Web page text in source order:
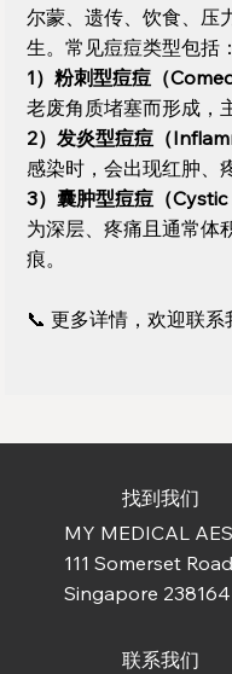
尔蒙、遗传、饮食、压
生。常见痘痘类型包括：
1）粉刺型痘痘（
老废角质堵塞而形成，
2）发炎型痘痘（
感染时，会出现红肿、
3）囊肿型痘痘（
为深层、疼痛且通常体
痕。
📞 更多详情，欢迎联系
找到我们
MY MEDICAL
111 Somerset
Singapore 238164
联系我们